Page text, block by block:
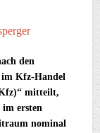
den
im Kfz-Handel
mitteilt,
im ersten
nominal